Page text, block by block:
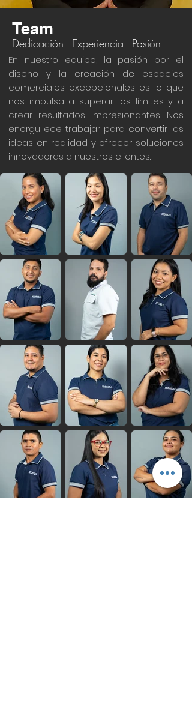
Team
Dedicación - Experiencia - Pasión
En nuestro equipo, la pasión por el
diseño y la creación de espacios
comerciales excepcionales es lo que
nos impulsa a superar los límites y a
crear resultados impresionantes. Nos
enorgullece trabajar para convertir las
ideas en realidad y ofrecer soluciones
innovadoras a nuestros clientes.